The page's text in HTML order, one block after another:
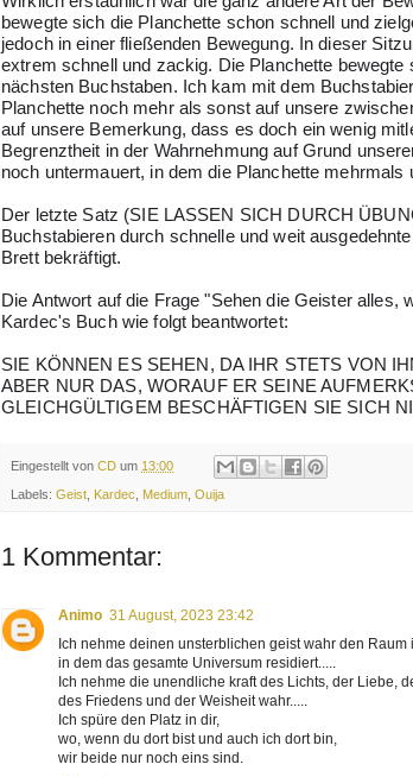
bewegte sich die Planchette schon schnell und
jedoch in einer fließenden Bewegung. In dieser
extrem schnell und zackig. Die Planchette
nächsten Buchstaben. Ich kam mit dem
Planchette noch mehr als sonst auf unsere
auf unsere Bemerkung, dass es doch ein wenig
Begrenztheit in der Wahrnehmung auf Grund
noch untermauert, in dem die Planchette
Der letzte Satz (SIE LASSEN SICH DURCH
Buchstabieren durch schnelle und weit
Brett bekräftigt.
Die Antwort auf die Frage "Sehen die Geister alles,
Kardec's Buch wie folgt beantwortet:
SIE KÖNNEN ES SEHEN, DA IHR STETS VON
ABER NUR DAS, WORAUF ER SEINE
GLEICHGÜLTIGEM BESCHÄFTIGEN SIE SICH
Eingestellt von CD um 13:00
Labels: Geist Kardec Medium Ouija
1 Kommentar:
Animo 31 August, 2023 23:42
Ich nehme deinen unsterblichen geist wahr den Raum
in dem das gesamte Universum residiert.....
Ich nehme die unendliche kraft des Lichts, der Liebe,
des Friedens und der Weisheit wahr.....
Ich spüre den Platz in dir,
wo, wenn du dort bist und auch ich dort bin,
wir beide nur noch eins sind.